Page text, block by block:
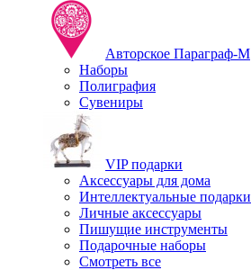
Авторское Параграф-М
Наборы
Полиграфия
Сувениры
VIP подарки
Аксессуары для дома
Интеллектуальные подарки
Личные аксессуары
Пишущие инструменты
Подарочные наборы
Смотреть все